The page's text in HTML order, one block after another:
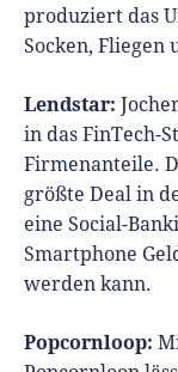
produziert das
Socken, Fliegen
Lendstar:
in das FinTech-
Firmenanteile.
größte Deal in
eine Social-
Smartphone
werden kann.
Popcornloop: